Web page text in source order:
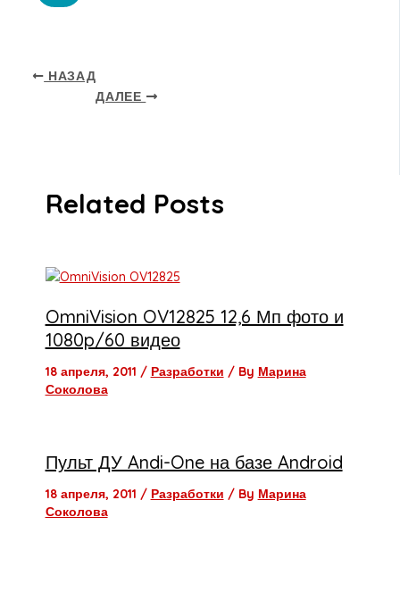
НАЗАД
ДАЛЕЕ
Related Posts
OmniVision OV12825 12,6 Мп фото и
1080p/60 видео
18 апреля, 2011 / Разработки / By Марина
Соколова
Пульт ДУ Andi-One на базе Android
18 апреля, 2011 / Разработки / By Марина
Соколова